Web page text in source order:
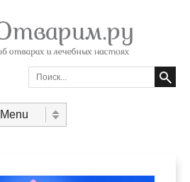
Search